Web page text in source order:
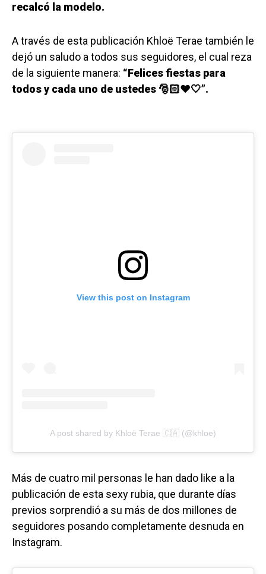
recalcó la modelo.
A través de esta publicación Khloë Terae también le
dejó un saludo a todos sus seguidores, el cual reza
de la siguiente manera: “Felices fiestas para
todos y cada uno de ustedes 🎅🏻❤️🤍”.
View this post on Instagram
A post shared by Khloë Terae 🇨🇦 (@khloe)
Más de cuatro mil personas le han dado like a la
publicación de esta sexy rubia, que durante días
previos sorprendió a su más de dos millones de
seguidores posando completamente desnuda en
Instagram.